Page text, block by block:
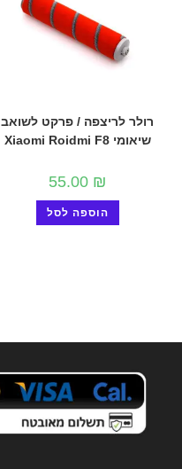
רולר לריצפה / פרקט לשואב
שיאומי Xiaomi Roidmi F8
55.00 ₪
הוספה לסל